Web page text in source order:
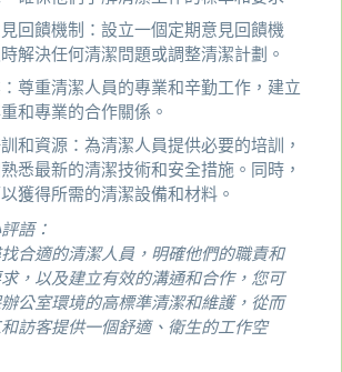
回饋機制：設立一個定期意見回饋機
解決任何清潔問題或調整清潔計劃。
尊重清潔人員的專業和辛勤工作，建立
和專業的合作關係。
和資源：為清潔人員提供必要的培訓，
悉最新的清潔技術和安全措施。同時，
獲得所需的清潔設備和材料。
語：
合適的清潔人員，明確他們的職責和
，以及建立有效的溝通和合作，您可
公室環境的高標準清潔和維護，從而
訪客提供一個舒適、衛生的工作空